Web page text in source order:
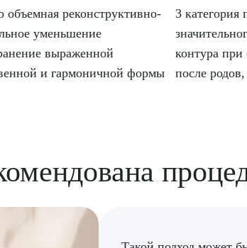
реконструктивно-
уменьшение
выраженной
и гармоничной формы
3 категория
контура
после